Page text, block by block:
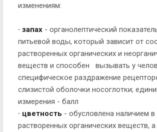
изменениям:
· запах - органолептический
питьевой воды, который зависит от
растворенных органических и
веществ и способен вызывать у
специфическое раздражение
слизистой оболочки носоглотки;
измерения - балл
· цветность - обусловлена наличием в
растворенных органических веществ,